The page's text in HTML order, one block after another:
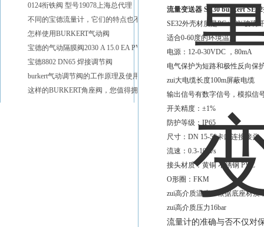
流量变送器 SE30 burkert SE32
SE32外壳材质是PC+20%玻璃
适合0-60度的环境温度
电源：12-0-30VDC ，80mA
电气保护为短路和极性反向保
zui大电缆长度100m屏蔽电缆
输出信号有数字信号，模拟信
开关精度：±1%
防护等级：IP65
尺寸：DN 15-50卡口连接接头
流速：0.3-10m/s
接头材质：黄铜 不锈钢 PVC
O形圈：FKM
zui高介质温度：根据底座材质
zui高介质压力16bar
流量计的准确与否不仅对
0124衔铁阀 型号19078上海总代理
不同的宝德流量计，它们的特点也不同
怎样使用BURKERT气动阀
宝德8802 DN65 焊接调节阀
这样的BURKERT角座阀，您值得拥有